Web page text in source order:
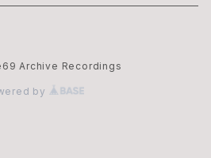
Archive Recordings
by